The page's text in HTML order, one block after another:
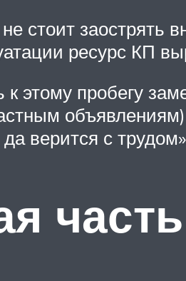
стоит заострять
ресурс КП
к этому пробегу
верится с